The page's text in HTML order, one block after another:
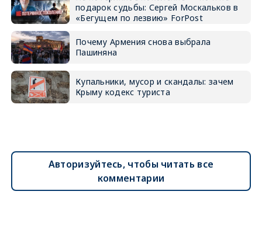
подарок судьбы: Сергей Москальков в
«Бегущем по лезвию» ForPost
Почему Армения снова выбрала
Пашиняна
Купальники, мусор и скандалы: зачем
Крыму кодекс туриста
Авторизуйтесь, чтобы читать все
комментарии